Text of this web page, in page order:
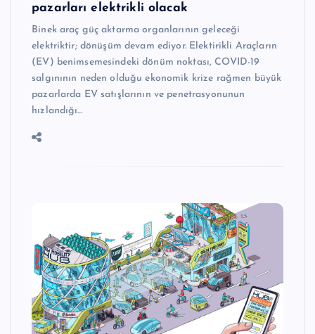
pazarları elektrikli olacak
Binek araç güç aktarma organlarının geleceği
elektriktir; dönüşüm devam ediyor. Elektirikli Araçların
(EV) benimsemesindeki dönüm noktası, COVID-19
salgınının neden olduğu ekonomik krize rağmen büyük
pazarlarda EV satışlarının ve penetrasyonunun
hızlandığı…